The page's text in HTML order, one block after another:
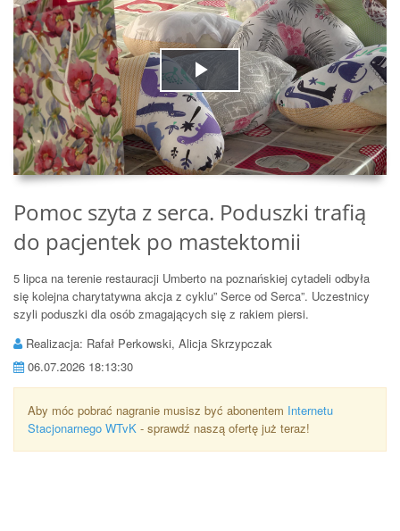
Play
Video
Pomoc szyta z serca. Poduszki trafią
do pacjentek po mastektomii
5 lipca na terenie restauracji Umberto na poznańskiej cytadeli odbyła
się kolejna charytatywna akcja z cyklu” Serce od Serca”. Uczestnicy
szyli poduszki dla osób zmagających się z rakiem piersi.
Realizacja: Rafał Perkowski, Alicja Skrzypczak
06.07.2026 18:13:30
Aby móc pobrać nagranie musisz być abonentem Internetu
Stacjonarnego WTvK - sprawdź naszą ofertę już teraz!